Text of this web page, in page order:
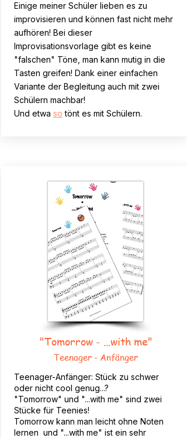
Einige meiner Schüler lieben es zu
improvisieren und können fast nicht mehr
aufhören! Bei dieser
Improvisationsvorlage gibt es keine
"falschen" Töne, man kann mutig in die
Tasten greifen! Dank einer einfachen
Variante der Begleitung auch mit zwei
Schülern machbar!
Und etwa so tönt es mit Schülern.
"Tomorrow - ...with me"
Teenager - Anfänger
Teenager-Anfänger: Stück zu schwer
oder nicht cool genug...?
"Tomorrow" und "...with me" sind zwei
Stücke für Teenies!
Tomorrow kann man leicht ohne Noten
lernen und "...with me" ist ein sehr